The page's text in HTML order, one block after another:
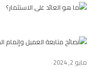
مايو 2, 2024